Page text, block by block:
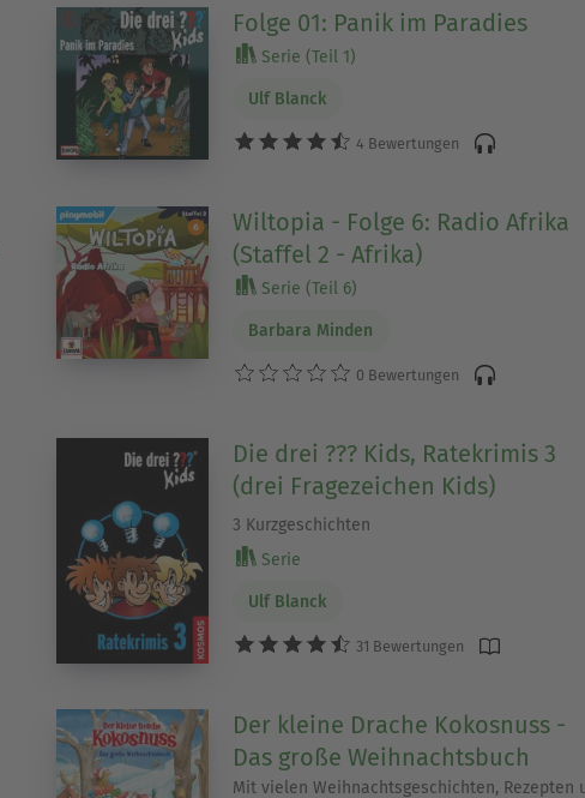
Folge 01: Panik im Paradies
Serie (Teil 1)
Ulf Blanck
4 Bewertungen
Wiltopia - Folge 6: Radio Afrika
(Staffel 2 - Afrika)
Serie (Teil 6)
Barbara Minden
0 Bewertungen
Die drei ??? Kids, Ratekrimis 3
(drei Fragezeichen Kids)
3 Kurzgeschichten
Serie
Ulf Blanck
31 Bewertungen
Der kleine Drache Kokosnuss -
Das große Weihnachtsbuch
Mit vielen Weihnachtsgeschichten, Rezepten